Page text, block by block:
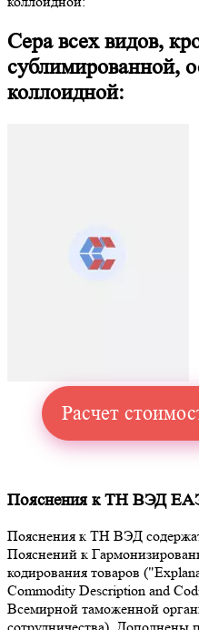
Сера всех видов,
сублимированной,
коллоидной:
Расчет
Пояснения к ТН ВЭД
Пояснения к ТН ВЭД
Пояснений к
кодирования товаров
Commodity Description and
Всемирной таможенной